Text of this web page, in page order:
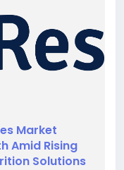
Market
Amid Rising
Solutions